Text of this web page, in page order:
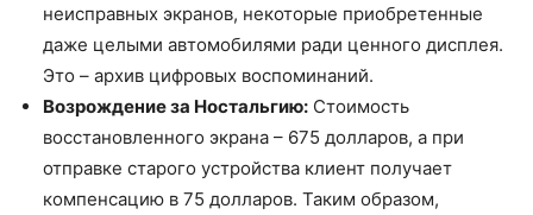
неисправных экранов, некоторые приобретенные
даже целыми автомобилями ради ценного дисплея.
Это – архив цифровых воспоминаний.
Возрождение за Ностальгию: Стоимость
восстановленного экрана – 675 долларов, а при
отправке старого устройства клиент получает
компенсацию в 75 долларов. Таким образом,